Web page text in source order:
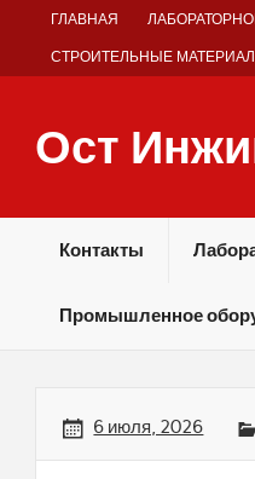
ГЛАВНАЯ
СТРОИТЕЛЬНЫЕ
Ост
Контакты
Промышленное
6 июля, 2026